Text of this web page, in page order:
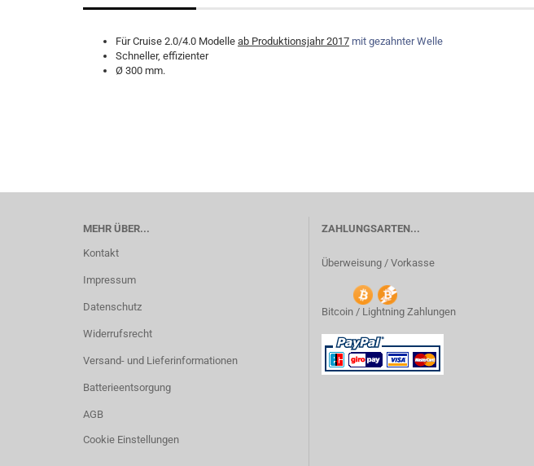
Für Cruise 2.0/4.0 Modelle ab Produktionsjahr 2017 mit gezahnter Welle
Schneller, effizienter
Ø 300 mm.
MEHR ÜBER...
Kontakt
Impressum
Datenschutz
Widerrufsrecht
Versand- und Lieferinformationen
Batterieentsorgung
AGB
Cookie Einstellungen
ZAHLUNGSARTEN...
Überweisung / Vorkasse
Bitcoin / Lightning Zahlungen